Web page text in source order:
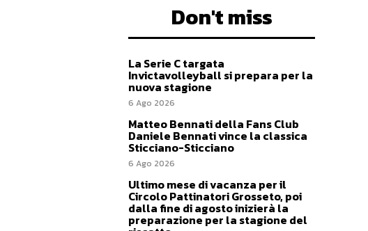
Don't miss
La Serie C targata
Invictavolleyball si prepara per la
nuova stagione
6 Ago 2026
Matteo Bennati della Fans Club
Daniele Bennati vince la classica
Sticciano-Sticciano
6 Ago 2026
Ultimo mese di vacanza per il
Circolo Pattinatori Grosseto, poi
dalla fine di agosto inizierà la
preparazione per la stagione del